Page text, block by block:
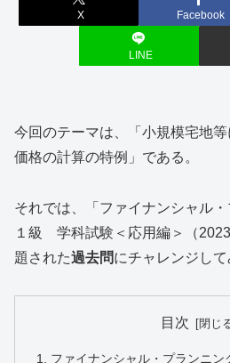
X Facebook
LINE
今回のテーマは、「小規模宅地
価格の計算の特例」である。
それでは、「ファイナンシャル
１級 学科試験＜応用編＞（
題された過去問にチャレンジして
目次
ファイナンシャル・プランニ